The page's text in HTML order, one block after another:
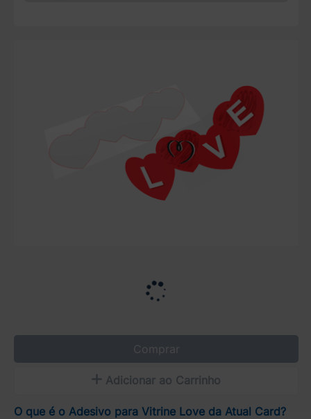
Comprar
Adicionar ao Carrinho
O que é o Adesivo para Vitrine Love da Atual Card?